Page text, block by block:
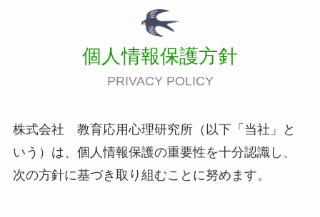
個人情報保護方針
PRIVACY POLICY
株式会社 教育応用心理研究所（以下「当社」と
いう）は、個人情報保護の重要性を十分認識し、
次の方針に基づき取り組むことに努めます。